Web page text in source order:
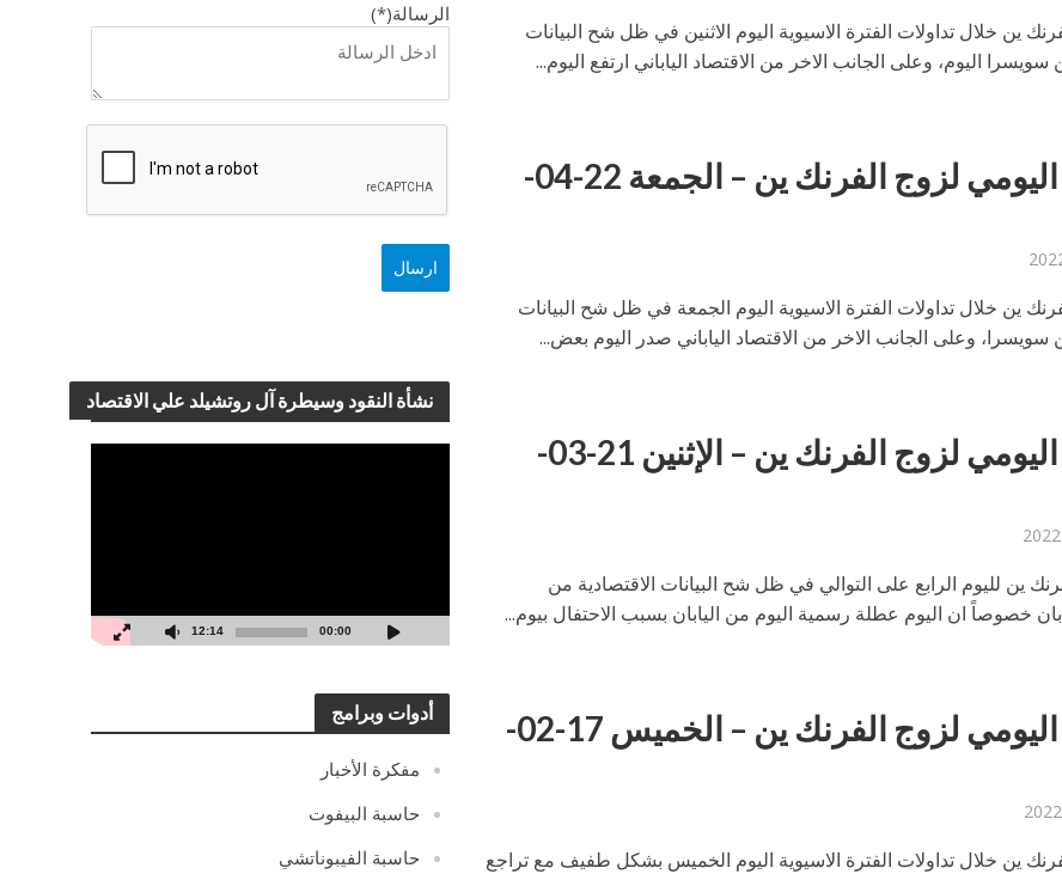
الرسالة(*)
نشأة النقود وسيطرة آل روتشيلد علي الاقتصاد
00:00
12:14
أدوات وبرامج
مفكرة الأخبار
حاسبة البيفوت
حاسبة الفيبوناتشي
ين خلال تداولات الفترة الاسيوية اليوم الاثنين في ظل شح البيانات
سويسرا اليوم، وعلى الجانب الاخر من الاقتصاد الياباني ارتفع اليوم...
التحليل اليومي لزوج الفرنك ين – الجمعة 22-04-
ين خلال تداولات الفترة الاسيوية اليوم الجمعة في ظل شح البيانات
سويسرا، وعلى الجانب الاخر من الاقتصاد الياباني صدر اليوم بعض...
التحليل اليومي لزوج الفرنك ين – الإثنين 21-03-
ين لليوم الرابع على التوالي في ظل شح البيانات الاقتصادية من
خصوصاً ان اليوم عطلة رسمية اليوم من اليابان بسبب الاحتفال بيوم...
التحليل اليومي لزوج الفرنك ين – الخميس 17-02-
ين خلال تداولات الفترة الاسيوية اليوم الخميس بشكل طفيف مع تراجع